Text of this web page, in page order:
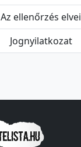
Az ellenőrzés elvei
Jognyilatkozat